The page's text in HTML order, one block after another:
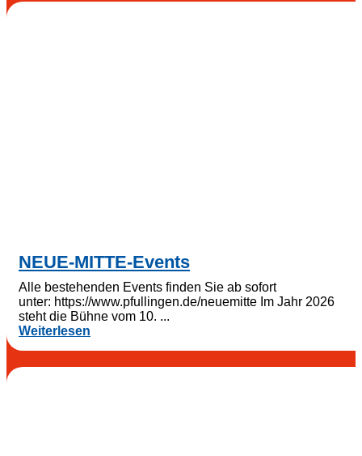
NEUE-MITTE-Events
Alle bestehenden Events finden Sie ab sofort
unter: https://www.pfullingen.de/neuemitte Im Jahr 2026
steht die Bühne vom 10. ...
Weiterlesen